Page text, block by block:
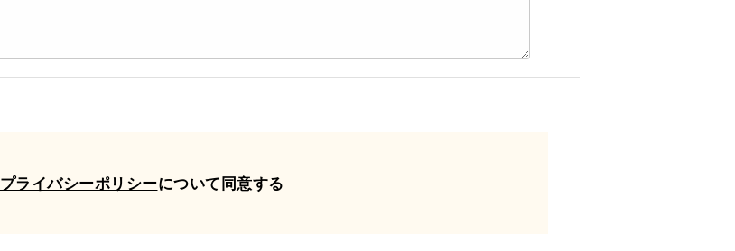
プライバシーポリシーについて同意する